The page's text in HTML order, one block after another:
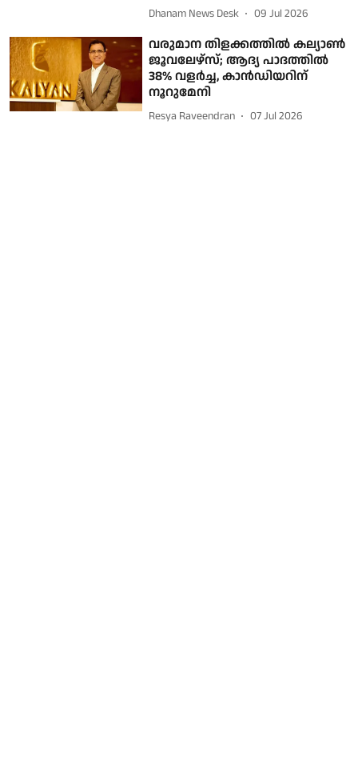
Dhanam News Desk 09 Jul 2026
വരുമാന തിളക്കത്തില്‍ കല്യാണ്‍
ജൂവലേഴ്‌സ്; ആദ്യ പാദത്തില്‍
38% വളര്‍ച്ച, കാന്‍ഡിയറിന്
നൂറുമേനി
Resya Raveendran 07 Jul 2026